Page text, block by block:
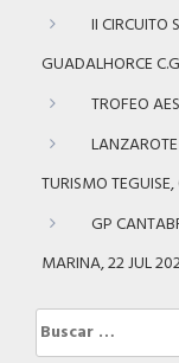
II CIRCUITO
GUADALHORCE
TROFEO
TURISMO
GP
MARINA, 22 JUL
Buscar: